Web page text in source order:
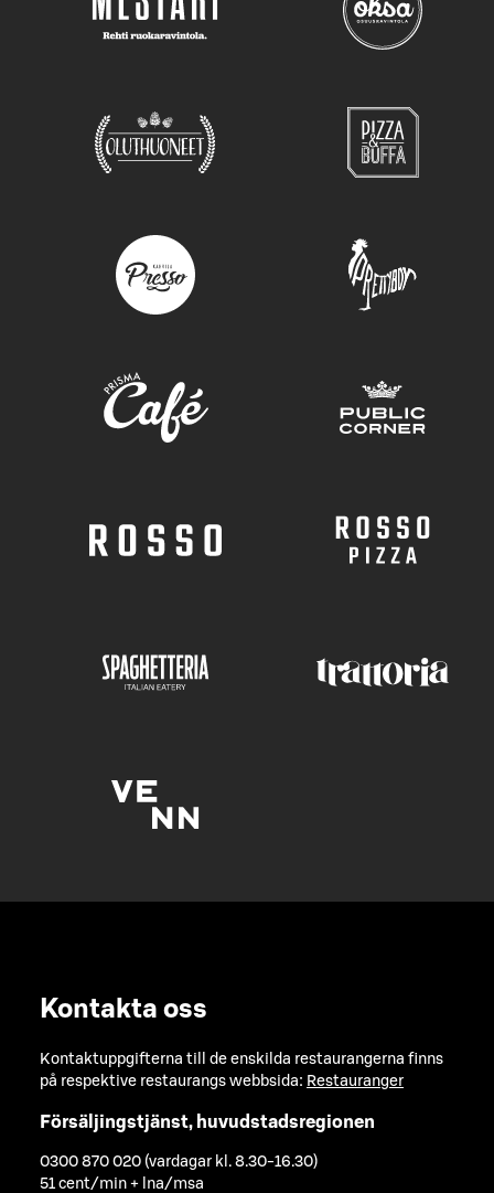
Kontakta oss
Kontaktuppgifterna till de enskilda restaurangerna finns
på respektive restaurangs webbsida: Restauranger
Försäljingstjänst, huvudstadsregionen
0300 870 020 (vardagar kl. 8.30-16.30)
51 cent/min + lna/msa